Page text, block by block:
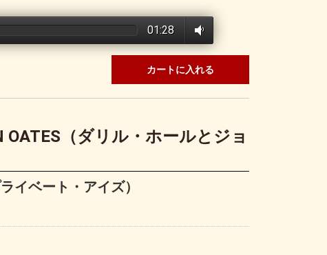
01:28
カートに入れる
OATES（ダリル・ホールとジョ
イベート・アイズ）